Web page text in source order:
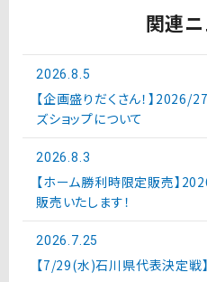
関連
2026.8.5
【企画盛りだくさん！】2026/
ズショップについて
2026.8.3
【ホーム勝利時限定販売】
販売いたします！
2026.7.25
【7/29(水)石川県代表決定戦